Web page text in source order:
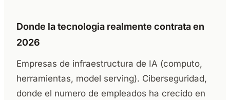
Donde la tecnologia realmente contrata en
2026
Empresas de infraestructura de IA (computo,
herramientas, model serving). Ciberseguridad,
donde el numero de empleados ha crecido en